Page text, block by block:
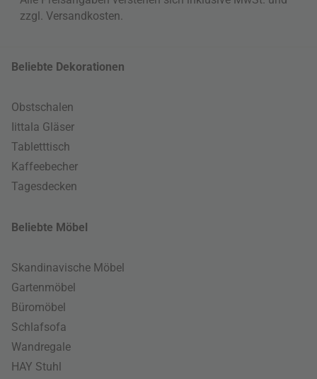
zzgl. Versandkosten.
Beliebte Dekorationen
Obstschalen
Iittala Gläser
Tabletttisch
Kaffeebecher
Tagesdecken
Beliebte Möbel
Skandinavische Möbel
Gartenmöbel
Büromöbel
Schlafsofa
Wandregale
HAY Stuhl